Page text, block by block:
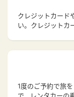
クレジットカード
い。クレジットカ
1度のご予約で旅